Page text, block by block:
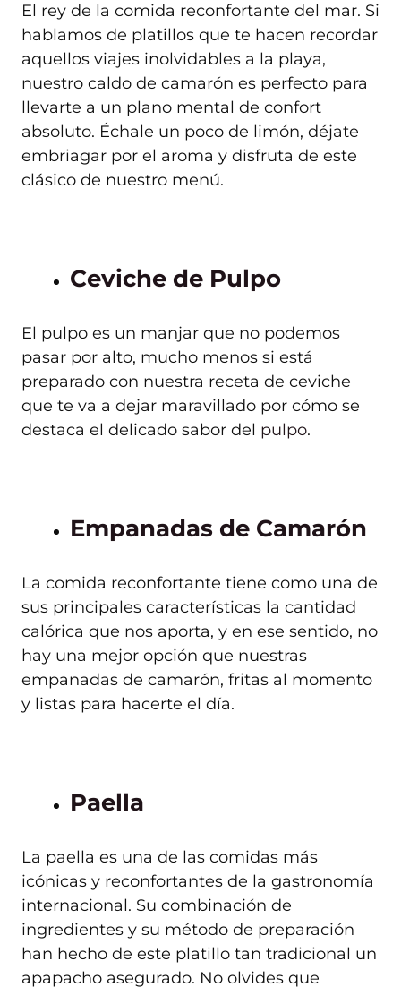
El rey de la comida reconfortante del mar. Si
hablamos de platillos que te hacen recordar
aquellos viajes inolvidables a la playa,
nuestro caldo de camarón es perfecto para
llevarte a un plano mental de confort
absoluto. Échale un poco de limón, déjate
embriagar por el aroma y disfruta de este
clásico de nuestro menú.
Ceviche de Pulpo
El pulpo es un manjar que no podemos
pasar por alto, mucho menos si está
preparado con nuestra receta de ceviche
que te va a dejar maravillado por cómo se
destaca el delicado sabor del pulpo.
Empanadas de Camarón
La comida reconfortante tiene como una de
sus principales características la cantidad
calórica que nos aporta, y en ese sentido, no
hay una mejor opción que nuestras
empanadas de camarón, fritas al momento
y listas para hacerte el día.
Paella
La paella es una de las comidas más
icónicas y reconfortantes de la gastronomía
internacional. Su combinación de
ingredientes y su método de preparación
han hecho de este platillo tan tradicional un
apapacho asegurado. No olvides que